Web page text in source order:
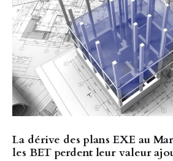
La dérive des plans EXE au
les BET perdent leur valeur